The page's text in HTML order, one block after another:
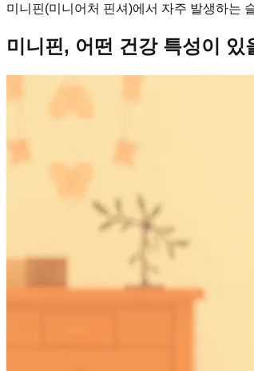
미니핀(미니어처 핀셔)에서 자주 발생하는
미니핀, 어떤 건강 특성이 있